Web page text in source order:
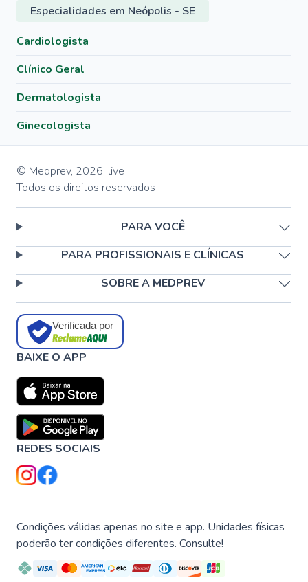
Especialidades em Neópolis - SE
Cardiologista
Clínico Geral
Dermatologista
Ginecologista
© Medprev, 2026, live
Todos os direitos reservados
PARA VOCÊ
PARA PROFISSIONAIS E CLÍNICAS
SOBRE A MEDPREV
Verificada por
BAIXE O APP
REDES SOCIAIS
Condições válidas apenas no site e app. Unidades físicas
poderão ter condições diferentes. Consulte!